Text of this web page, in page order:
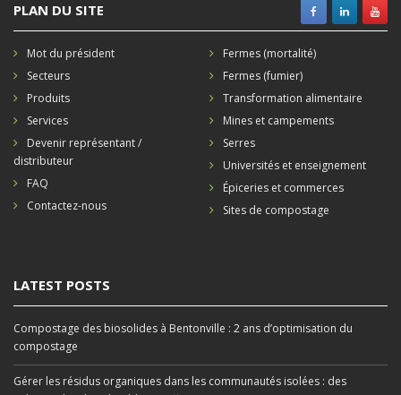
PLAN DU SITE
Mot du président
Secteurs
Produits
Services
Devenir représentant /
distributeur
FAQ
Contactez-nous
Fermes (mortalité)
Fermes (fumier)
Transformation alimentaire
Mines et campements
Serres
Universités et enseignement
Épiceries et commerces
Sites de compostage
LATEST POSTS
Compostage des biosolides à Bentonville : 2 ans d’optimisation du
compostage
Gérer les résidus organiques dans les communautés isolées : des